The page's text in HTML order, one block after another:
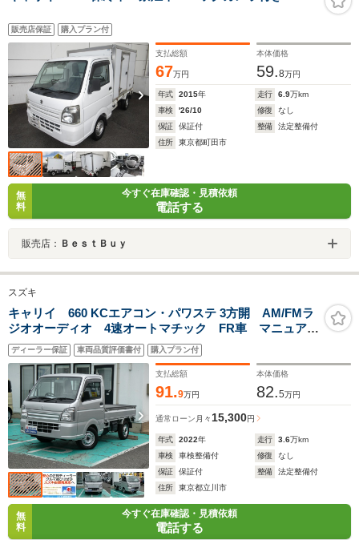
販売店保証 購入プラン付
支払総額
67万円
本体価格
59.8万円
年式 2015年 走行 6.9万km
車検
'26/10 修復
なし
保証
保証付 整備
法定整備付
住所
東京都町田市
無
料
今すぐ在庫確認・見積依頼
電話する
販売店： ＢｅｓｔＢｕｙ
スズキ
キャリイ 660 KCエアコン・パワステ 3方開 AM/FMラ
ジオオーディオ 4速オートマチック FR車 マニュアル
エアコン アイドリングストップ 最大積載量350kg ハ
ロゲンヘッドライト 手回しウィンドウ スペアタイヤ
ディーラー保証 車両品質評価書付 購入プラン付
支払総額
91.9万円
本体価格
82.5万円
通常ローン 月々15,300円
年式 2022年 走行 3.6万km
車検
車検整備付 修復
なし
保証
保証付 整備
法定整備付
住所
東京都立川市
無
料
今すぐ在庫確認・見積依頼
電話する